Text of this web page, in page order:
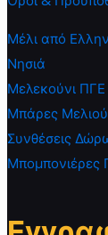
Μέλι από
Νησιά
Μελεκούνι
Μπάρες Μελιού
Συνθέσεις
Μπομπονιέρες